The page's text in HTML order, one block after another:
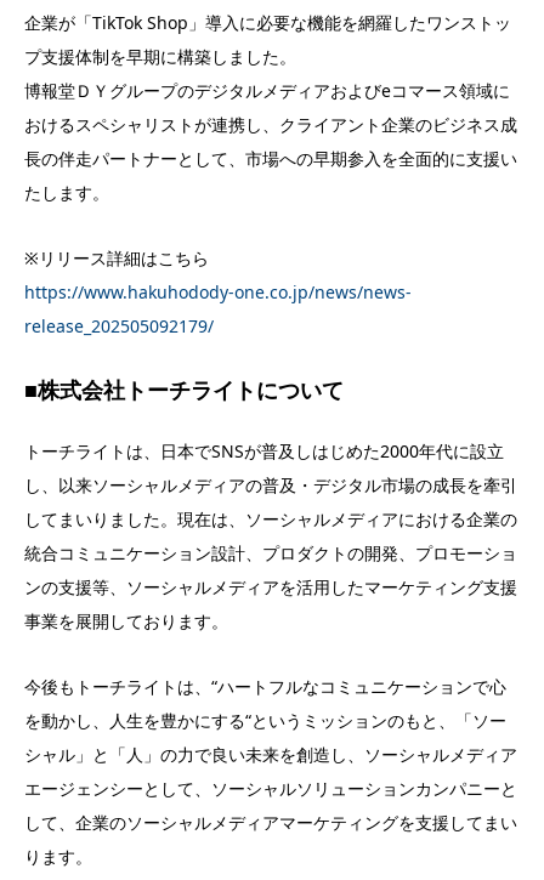
企業が「TikTok Shop」導入に必要な機能を網羅したワンストッ
プ支援体制を早期に構築しました。
博報堂ＤＹグループのデジタルメディアおよびeコマース領域に
おけるスペシャリストが連携し、クライアント企業のビジネス成
⻑の伴⾛パートナーとして、市場への早期参⼊を全⾯的に⽀援い
たします。
※リリース詳細はこちら
https://www.hakuhodody-one.co.jp/news/news-
release_202505092179/
■株式会社トーチライトについて
トーチライトは、日本でSNSが普及しはじめた2000年代に設立
し、以来ソーシャルメディアの普及・デジタル市場の成長を牽引
してまいりました。現在は、ソーシャルメディアにおける企業の
統合コミュニケーション設計、プロダクトの開発、プロモーショ
ンの支援等、ソーシャルメディアを活用したマーケティング支援
事業を展開しております。
今後もトーチライトは、“ハートフルなコミュニケーションで心
を動かし、人生を豊かにする“というミッションのもと、「ソー
シャル」と「人」の力で良い未来を創造し、ソーシャルメディア
エージェンシーとして、ソーシャルソリューションカンパニーと
して、企業のソーシャルメディアマーケティングを支援してまい
ります。